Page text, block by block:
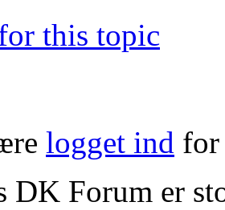
this topic
logget ind for
DK Forum er